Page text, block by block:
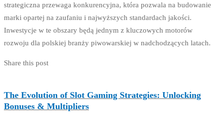
strategiczna przewaga konkurencyjna, która pozwala na budowanie
marki opartej na zaufaniu i najwyższych standardach jakości.
Inwestycje w te obszary będą jednym z kluczowych motorów
rozwoju dla polskiej branży piwowarskiej w nadchodzących latach.
Share this post
The Evolution of Slot Gaming Strategies: Unlocking
Bonuses & Multipliers